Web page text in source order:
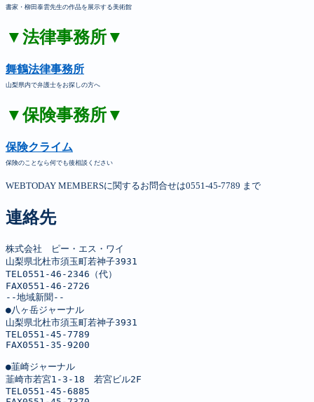
書家・柳田泰雲先生の作品を展示する美術館
▼法律事務所▼
舞鶴法律事務所
山梨県内で弁護士をお探しの方へ
▼保険事務所▼
保険クライム
保険のことなら何でも後相談ください
WEBTODAY MEMBERSに関するお問合せは0551-45-7789 まで
連絡先
株式会社　ピー・エス・ワイ
山梨県北杜市須玉町若神子3931
TEL0551-46-2346（代）
FAX0551-46-2726
--地域新聞--
●八ヶ岳ジャーナル
山梨県北杜市須玉町若神子3931
TEL0551-45-7789
FAX0551-35-9200
●韮崎ジャーナル
韮崎市若宮1-3-18　若宮ビル2F
TEL0551-45-6885